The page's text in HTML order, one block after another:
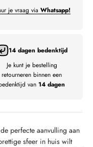
je vraag via Whatsapp!
14 dagen bedenktijd
Je kunt je bestelling
retourneren binnen een
van 14 dagen
perfecte aanvulling aan
sfeer in huis wilt